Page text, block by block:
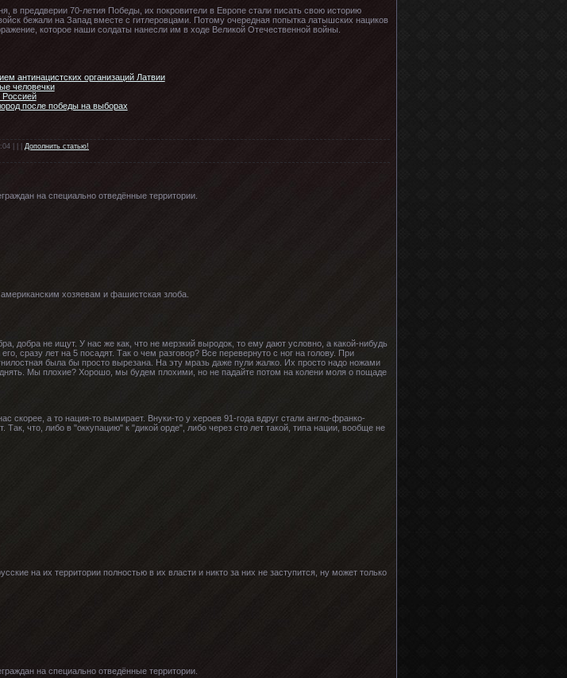
в преддверии 70-летия Победы, их покровители в Европе стали писать свою историю
бежали на Запад вместе с гитлеровцами. Потому очередная попытка латышских нациков
которое наши солдаты нанесли им в ходе Великой Отечественной войны.
антинацистских организаций Латвии
человечки
Россией
после победы на выборах
| | | Дополнить статью!
на специально отведённые территории.
хозяевам и фашистская злоба.
добра не ищут. У нас же как, что не мерзкий выродок, то ему дают условно, а какой-нибудь
сразу лет на 5 посадят. Так о чем разговор? Все перевернуто с ног на голову. При
была бы просто вырезана. На эту мразь даже пули жалко. Их просто надо ножами
Мы плохие? Хорошо, мы будем плохими, но не падайте потом на колени моля о пощаде
скорее, а то нация-то вымирает. Внуки-то у хероев 91-года вдруг стали англо-франко-
что, либо в "оккупацию" к "дикой орде", либо через сто лет такой, типа нации, вообще не
на их территории полностью в их власти и никто за них не заступится, ну может только
на специально отведённые территории.